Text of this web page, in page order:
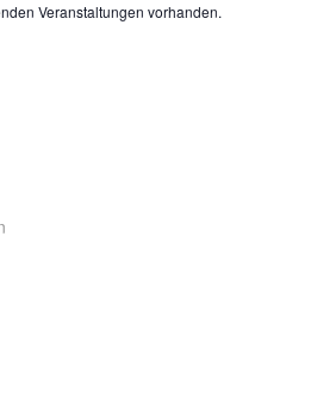
Veranstaltungen vorhanden.